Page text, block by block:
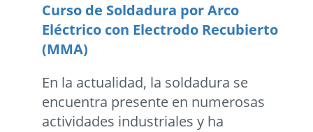
Curso de Soldadura por Arco
Eléctrico con Electrodo Recubierto
(MMA)
En la actualidad, la soldadura se
encuentra presente en numerosas
actividades industriales y ha